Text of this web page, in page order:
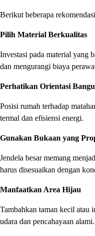
Berikut beberapa
Pilih Material Berkualitas
Investasi pada material yang
dan mengurangi biaya
Perhatikan Orientasi
Posisi rumah terhadap
termal dan efisiensi energi.
Gunakan Bukaan yang
Jendela besar memang
harus disesuaikan dengan
Manfaatkan Area Hijau
Tambahkan taman kecil atau
udara dan pencahayaan alami.